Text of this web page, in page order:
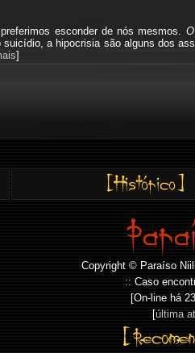
esconder de nós mesmos.
a hipocrisia são alguns dos
]
Copyright © Paraíso
:: Caso
[On-line há
[última